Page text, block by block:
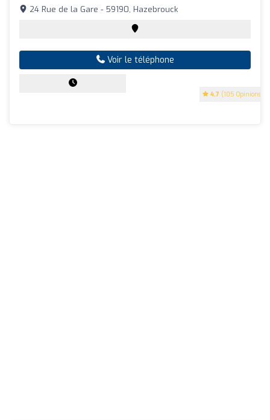
4.7 (105 Opinions)
24 Rue de la Gare - 59190, Hazebrouck
Voir le téléphone